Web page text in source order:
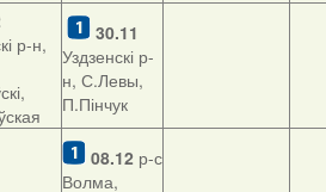
р-н,
30.11
Уздзенскі р-
н, С.Левы,
П.Пінчук
08.12 р-с
Волма,